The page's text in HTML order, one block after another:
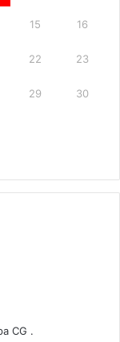
15 16
22 23
29 30
CG .